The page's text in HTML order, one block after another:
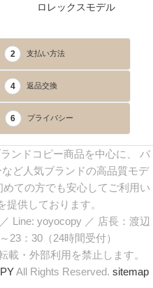
ロレックスモデル
2 支払い方法
4 返品交換
6 プライバシー
ンドコピー商品を中心に、 バ
ど人気ブランドの高品質モデ
ての方でも安心してご利用い
提供しております。
／ Line: yoyocopy ／ 店長：渡辺
23：30（24時間受付）
・外部利用を禁止します。
All Rights Reserved. sitemap